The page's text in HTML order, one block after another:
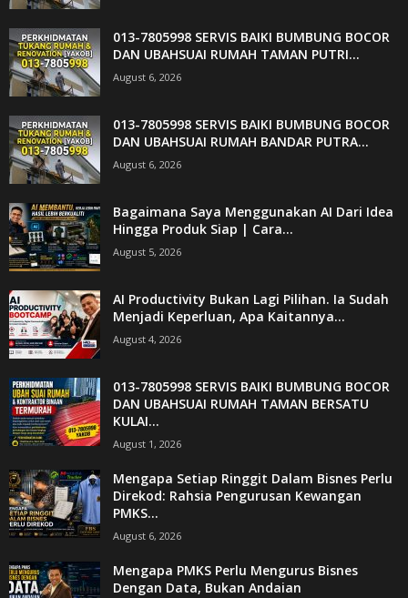
013-7805998 SERVIS BAIKI BUMBUNG BOCOR
DAN UBAHSUAI RUMAH TAMAN PUTRI...
August 6, 2026
013-7805998 SERVIS BAIKI BUMBUNG BOCOR
DAN UBAHSUAI RUMAH BANDAR PUTRA...
August 6, 2026
Bagaimana Saya Menggunakan AI Dari Idea
Hingga Produk Siap | Cara...
August 5, 2026
AI Productivity Bukan Lagi Pilihan. Ia Sudah
Menjadi Keperluan, Apa Kaitannya...
August 4, 2026
013-7805998 SERVIS BAIKI BUMBUNG BOCOR
DAN UBAHSUAI RUMAH TAMAN BERSATU
KULAI...
August 1, 2026
Mengapa Setiap Ringgit Dalam Bisnes Perlu
Direkod: Rahsia Pengurusan Kewangan
PMKS...
August 6, 2026
Mengapa PMKS Perlu Mengurus Bisnes
Dengan Data, Bukan Andaian